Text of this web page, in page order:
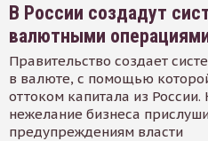
В России создадут
валютными
Правительство создает
в валюте, с помощью
оттоком капитала из
нежелание бизнеса
предупреждениям власти